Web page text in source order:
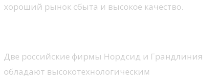
хороший рынок сбыта и высокое качество.
Две российские фирмы Нордсид и Грандлиния
обладают высокотехнологическим